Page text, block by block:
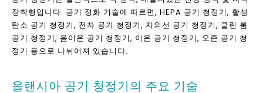
olansi 공기 청정기 / 에어 클리너 란 무엇
입니까?
공기 청정기 및 공기 청정기라고도 알려진 Olansi 공기 청정기는